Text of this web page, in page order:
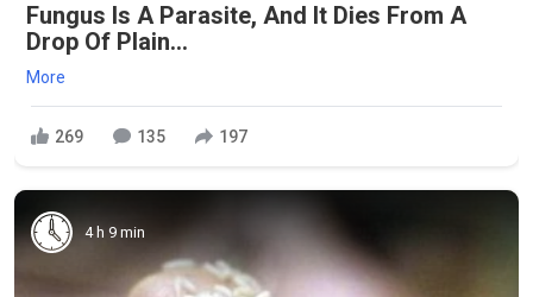
Fungus Is A Parasite, And It Dies From A
Drop Of Plain...
More
269 135 197
4 h 9 min